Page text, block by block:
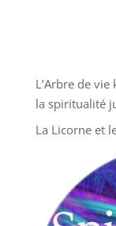
L’Arbre de
la spiritualité
La Licorne et